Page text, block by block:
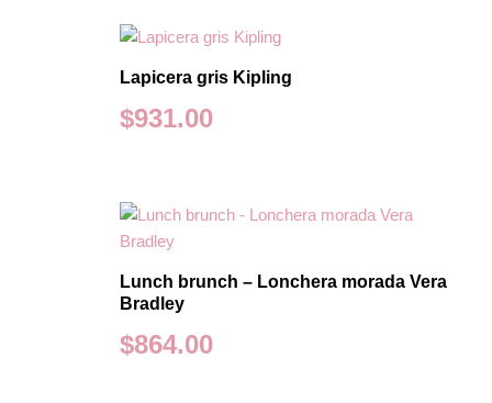
Lapicera gris Kipling
$931.00
Lunch brunch – Lonchera morada Vera
Bradley
$864.00